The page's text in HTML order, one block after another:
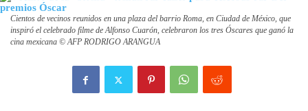
Cientos de vecinos reunidos en una plaza del barrio Roma, en Ciudad de México, que
inspiró el celebrado filme de Alfonso Cuarón, celebraron los tres Óscares que ganó la
cina mexicana © AFP RODRIGO ARANGUA